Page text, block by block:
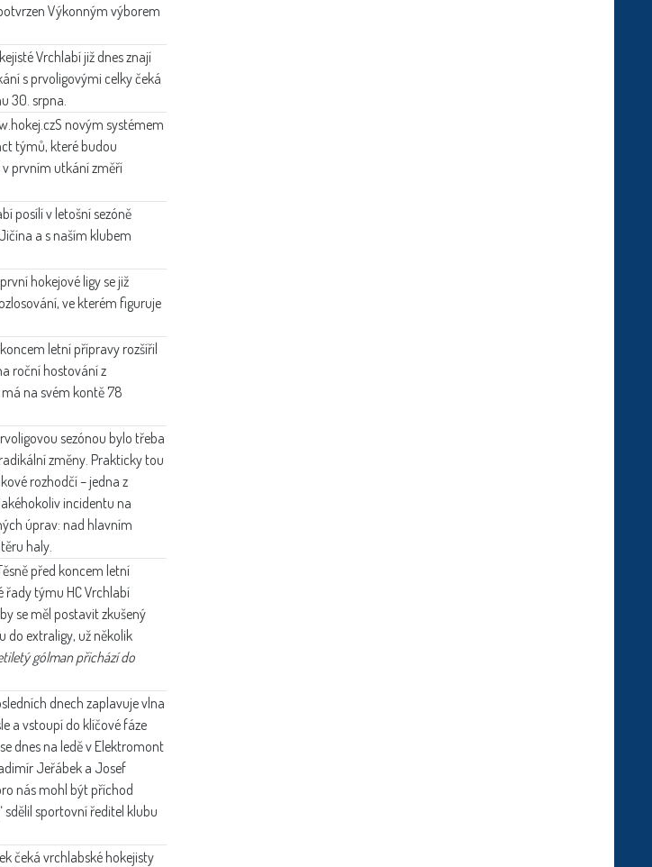
Výkonným výborem
Vrchlabí již dnes znají
s prvoligovými celky čeká
30. srpna.
S novým systémem
týmů, které budou
v prvním utkání změří
posílí v letošní sezóně
a s naším klubem
hokejové ligy se již
ve kterém figuruje
letní přípravy rozšířil
roční hostování z
na svém kontě 78
sezónou bylo třeba
změny. Prakticky tou
rozhodčí – jedna z
incidentu na
úprav: nad hlavním
haly.
před koncem letní
řady týmu HC Vrchlabí
se měl postavit zkušený
do extraligy, už několik
gólman přichází do
dnech zaplavuje vlna
a vstoupí do klíčové fáze
dnes na ledě v Elektromont
Jeřábek a Josef
nás mohl být příchod
sdělil sportovní ředitel klubu
čeká vrchlabské hokejisty